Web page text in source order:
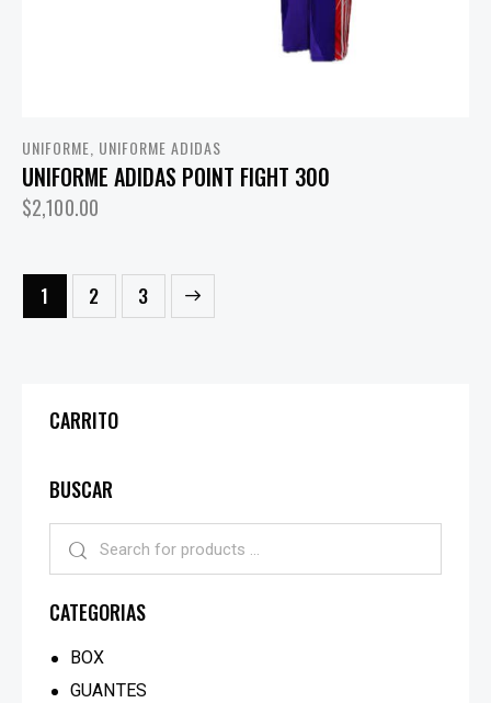
UNIFORME UNIFORME ADIDAS
UNIFORME ADIDAS POINT FIGHT 300
$2,100.00
1 2 3
→
CARRITO
BUSCAR
CATEGORIAS
BOX
GUANTES